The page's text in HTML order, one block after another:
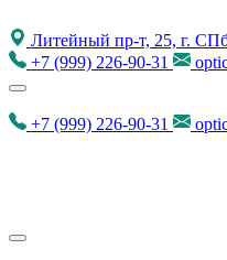
Литейный пр-т, 25, г.
+7 (999) 226-90-31
+7 (999) 226-90-31